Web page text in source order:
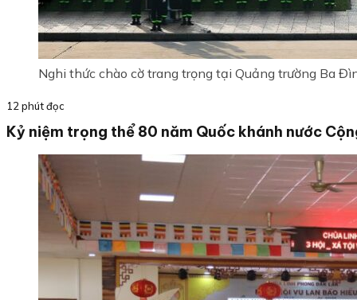
Nghi thức chào cờ trang trọng tại Quảng trường Ba
12 phút đọc
Kỷ niệm trọng thể 80 năm Quốc khánh nước